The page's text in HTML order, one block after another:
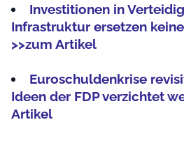
Investitionen in
Infrastruktur ersetzen
>>zum Artikel
Euroschuldenkrise
Ideen der FDP verzichtet
Artikel